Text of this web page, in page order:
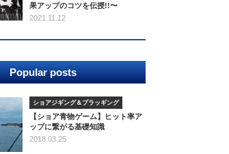
果アップのコツを伝授!!〜
2021.11.12
Popular posts
ショアジギング＆プラッギング
【ショア青物ゲーム】ヒット率ア
ップに繋がる基礎知識
2018.03.25